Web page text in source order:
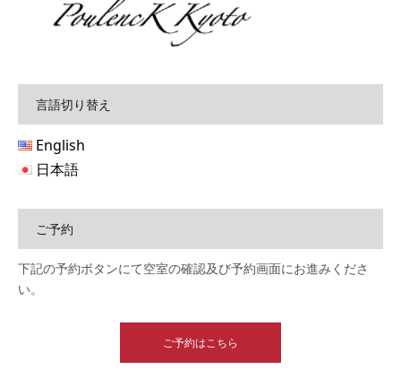
言語切り替え
English
日本語
ご予約
下記の予約ボタンにて空室の確認及び予約画面にお進みくださ
い。
ご予約はこちら